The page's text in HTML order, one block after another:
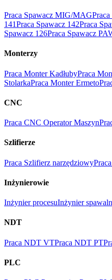
Praca Spawacz MIG/MAG
141Praca Spawacz 142Praca
Spawacz 126Praca Spawacz
Monterzy
Praca Monter KadłubyPraca
StolarkaPraca Monter Ermeto
CNC
Praca CNC Operator Maszyn
Szlifierze
Praca Szlifierz narzędziowy
Inżynierowie
Inżynier procesuInżynier
NDT
Praca NDT VTPraca NDT PT
PLC